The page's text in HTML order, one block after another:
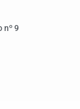
nº 9